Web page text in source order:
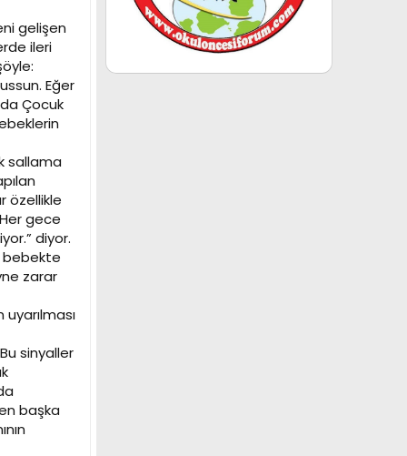
gelişen
ileri
Eğer
Çocuk
sallama
özellikle
gece
diyor.
bebekte
zarar
sinyaller
başka